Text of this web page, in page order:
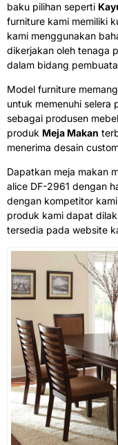
baku pilihan seperti
furniture kami memiliki
kami menggunakan
dikerjakan oleh tenaga
dalam bidang
Model furniture
untuk memenuhi selera
sebagai produsen
produk Meja Makan
menerima desain
Dapatkan meja makan
alice DF-2961 dengan
dengan kompetitor
produk kami dapat
tersedia pada website